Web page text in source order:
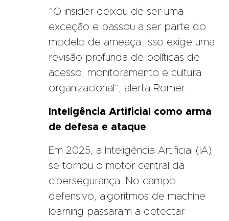
“O insider deixou de ser uma
exceção e passou a ser parte do
modelo de ameaça. Isso exige uma
revisão profunda de políticas de
acesso, monitoramento e cultura
organizacional”, alerta Romer.
Inteligência Artificial como arma
de defesa e ataque
Em 2025, a Inteligência Artificial (IA)
se tornou o motor central da
cibersegurança. No campo
defensivo, algoritmos de machine
learning passaram a detectar